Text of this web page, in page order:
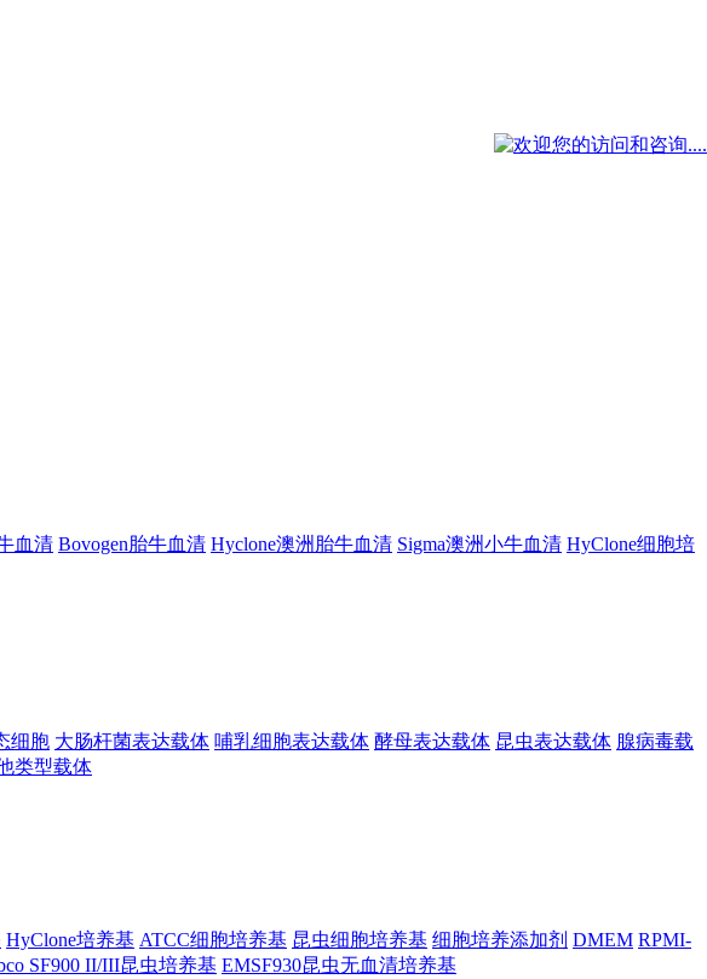
血清 Bovogen胎牛血清 Hyclone澳洲胎牛血清 Sigma澳洲小牛血清 HyClone细胞培
细胞 大肠杆菌表达载体 哺乳细胞表达载体 酵母表达载体 昆虫表达载体 腺病毒载
类型载体
HyClone培养基 ATCC细胞培养基 昆虫细胞培养基 细胞培养添加剂 DMEM RPMI-
SF900 II/III昆虫培养基 EMSF930昆虫无血清培养基